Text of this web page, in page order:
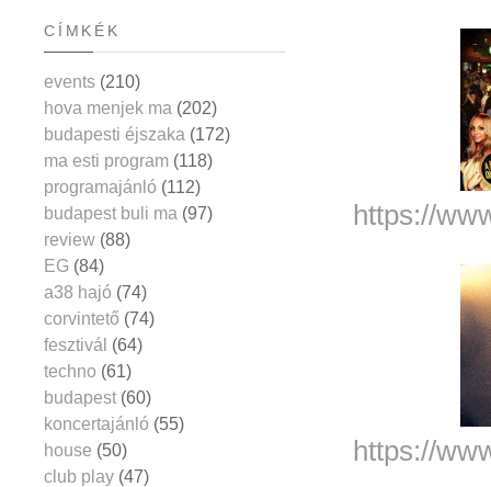
https://
https://
CÍMKÉK
events (210)
hova menjek ma (202)
budapesti éjszaka (172)
ma esti program (118)
programajánló (112)
budapest buli ma (97)
review (88)
EG (84)
a38 hajó (74)
corvintető (74)
fesztivál (64)
techno (61)
budapest (60)
koncertajánló (55)
house (50)
club play (47)